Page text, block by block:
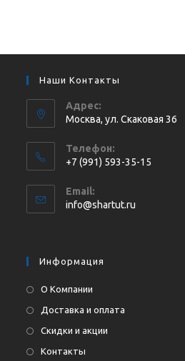
Наши Контакты
Адрес:
Москва, ул. Cкаковая 36
Телефон:
+7 (991) 593-35-15
в
вашем
Email:
info@shartut.ru
Информация
О Компании
Доставка и оплата
Скидки и акции
Контакты